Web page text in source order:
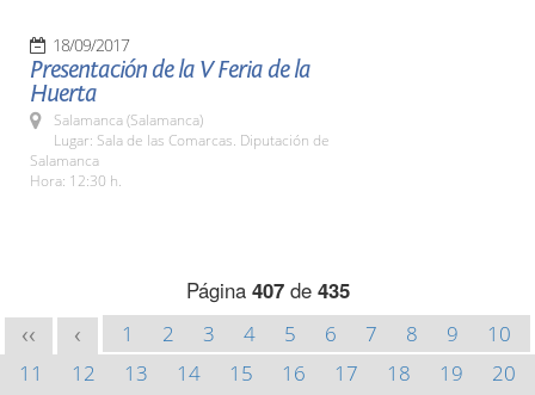
18/09/2017
Presentación de la V Feria de la
Huerta
Salamanca (Salamanca)
Lugar: Sala de las Comarcas. Diputación de
Salamanca
Hora: 12:30 h.
Página 407de 435
<< < 1 2 3 4 5 6 7 8 9
10
11
12 13 14 15 16 17 18 19
20